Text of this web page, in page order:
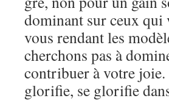
dominant sur ceux qui
vous rendant les
cherchons pas à
contribuer à votre
glorifie, se glorifie